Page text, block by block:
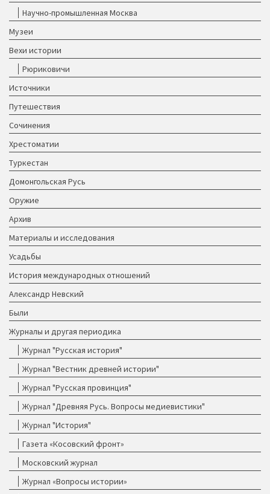
Научно-промышленная Москва
Музеи
Вехи истории
Рюриковичи
Источники
Путешествия
Сочинения
Хрестоматии
Туркестан
Домонгольская Русь
Оружие
Архив
Материалы и исследования
Усадьбы
История международных отношений
Александр Невский
Были
Журналы и другая периодика
Журнал "Русская история"
Журнал "Вестник древней истории"
Журнал "Русская провинция"
Журнал "Древняя Русь. Вопросы медиевистики"
Журнал "История"
Газета «Косовский фронт»
Московский журнал
Журнал «Вопросы истории»